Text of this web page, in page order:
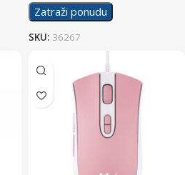
Zatraži ponudu
SKU: 36267